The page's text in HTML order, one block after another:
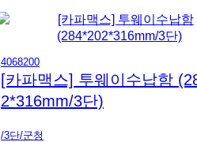
4068200
[카파맥스] 투웨이수납함
2*316mm/3단)
/3단/군청